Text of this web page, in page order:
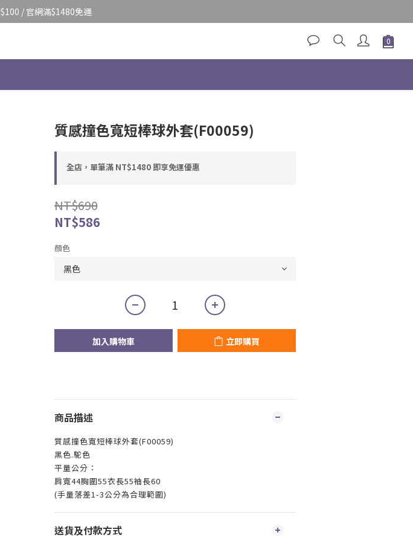
/ 官網滿$1480免運
質感撞色寬短棒球外套(F00059)
全店，單筆滿 NT$1480 即享免運優惠
NT$690
NT$586
顏色
加入購物車 立即購買
商品描述
質感撞色寬短棒球外套(F00059)
黑色.駝色
平量公分：
肩寬44胸圍55衣長55袖長60
(手量落差1-3公分為合理範圍)
送貨及付款方式